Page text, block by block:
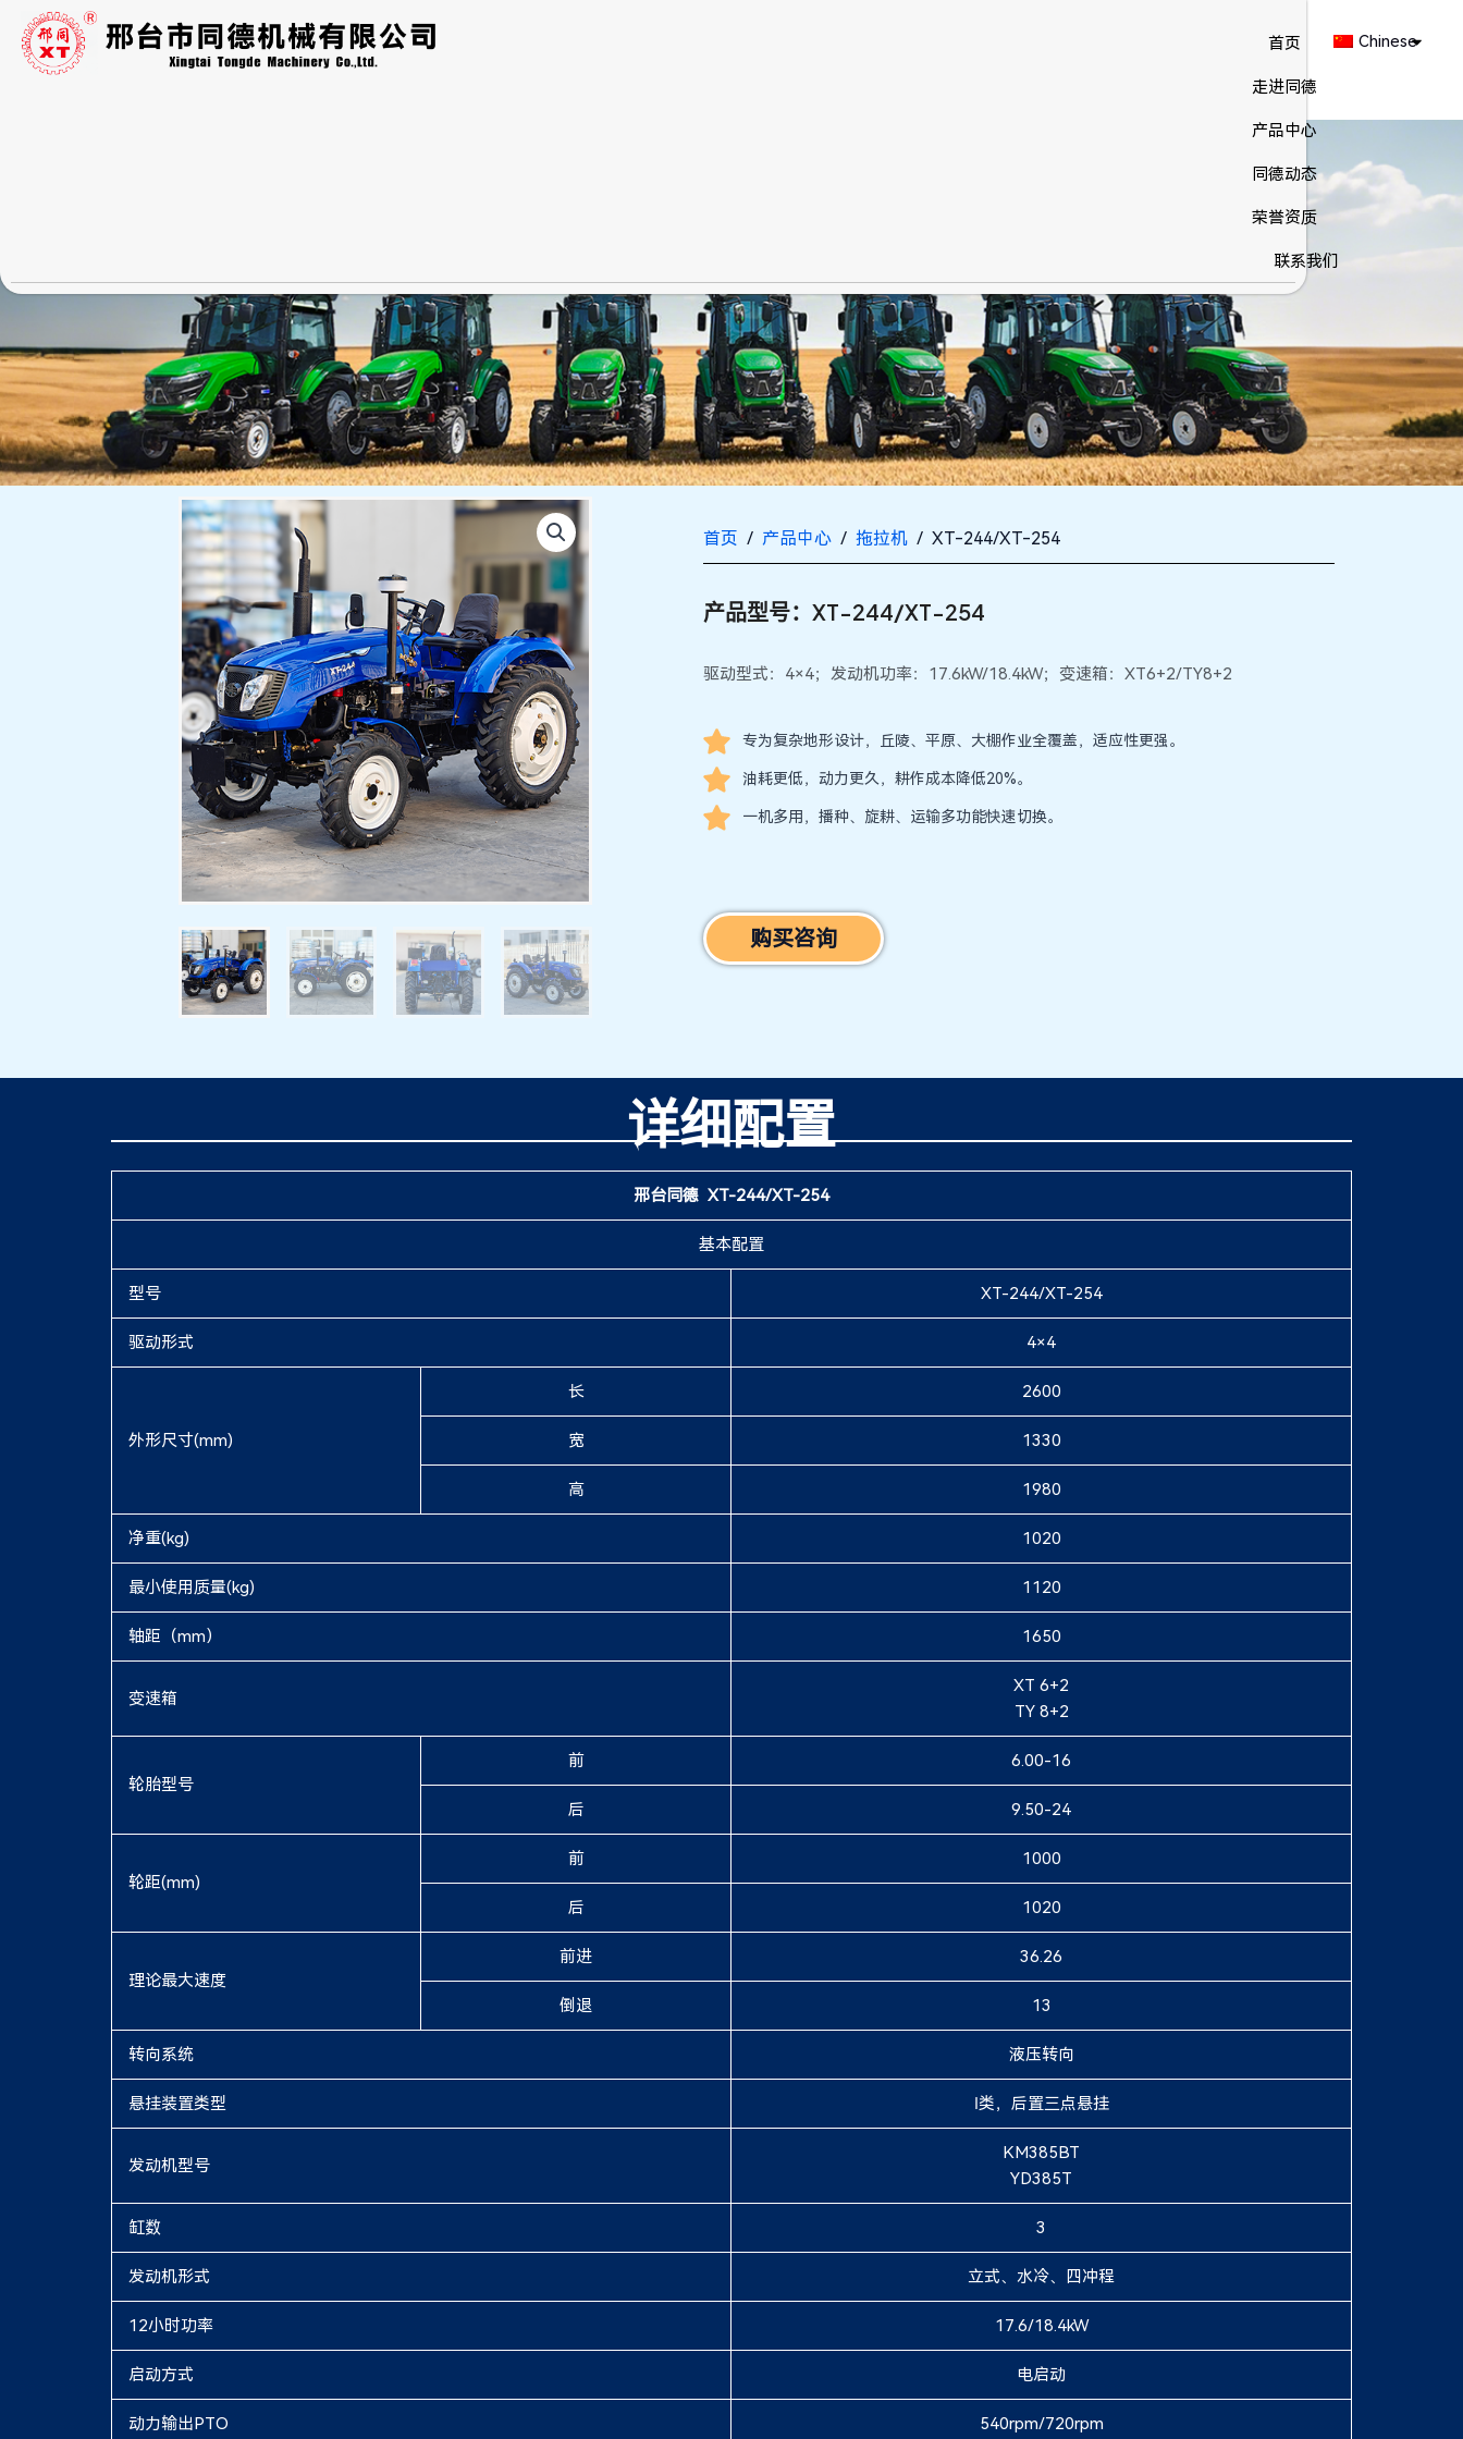
首页
走进同德
产品中心
同德动态
荣誉资质
联系我们
Chinese
首页 / 产品中心 / 拖拉机 / XT-244/XT-254
产品型号：XT-244/XT-254
驱动型式：4×4；发动机功率：17.6kW/18.4kW；变速箱：XT6+2/TY8+2
专为复杂地形设计，丘陵、平原、大棚作业全覆盖，适应性更强。
油耗更低，动力更久，耕作成本降低20%。
一机多用，播种、旋耕、运输多功能快速切换。
购买咨询
详细配置
邢台同德 XT-244/XT-254
基本配置
型号 XT-244/XT-254
驱动形式 4×4
外形尺寸(mm)
长 2600
宽 1330
高 1980
净重(kg) 1020
最小使用质量(kg) 1120
轴距（mm） 1650
变速箱
XT 6+2
TY 8+2
轮胎型号
前 6.00-16
后 9.50-24
轮距(mm)
前 1000
后 1020
理论最大速度
前进 36.26
倒退 13
转向系统 液压转向
悬挂装置类型 Ⅰ类，后置三点悬挂
发动机型号
KM385BT
YD385T
缸数 3
发动机形式 立式、水冷、四冲程
12小时功率 17.6/18.4kW
启动方式 电启动
动力输出PTO 540rpm/720rpm